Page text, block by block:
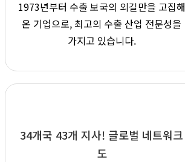
1973년부터 수출 보국의 외길만을 고집해
온 기업으로, 최고의 수출 산업 전문성을
가지고 있습니다.
34개국 43개 지사! 글로벌 네트워크
도